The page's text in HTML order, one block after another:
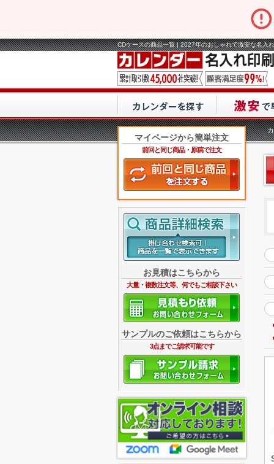
CDケースの商品一覧 | 2027年のおしゃれで激安な名入
マイページから簡単注文
前回と同じ商品・原稿で注文
お見積はこちらから
大量・複数注文等、何でもご相談下さい
サンプルのご依頼はこちらから
3点までご請求可能です